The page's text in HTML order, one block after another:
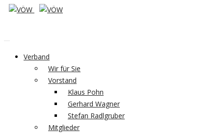
Verband
Wir für Sie
Vorstand
Klaus Pohn
Gerhard Wagner
Stefan Radlgruber
Mitglieder